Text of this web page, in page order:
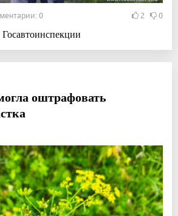
0 2 0
оштрафовать